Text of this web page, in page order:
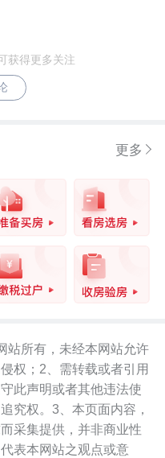
获得更多关注
更多
站所有，未经本网站允许
权；2、需转载或者引用
此声明或者其他违法使
究权。3、本页面内容，
采集提供，并非商业性
表本网站之观点或意